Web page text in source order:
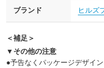
ブランド ヒルズ
＜補足＞
▼その他の注意
●予告なくパッケージデザイ